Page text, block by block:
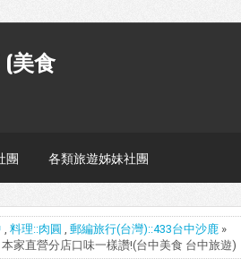
美食
團 各類旅遊姊妹社團
, 料理::肉圓 , 郵編旅行(台灣)::433台中沙鹿 »
家直營分店口味一樣讚!(台中美食 台中旅遊)